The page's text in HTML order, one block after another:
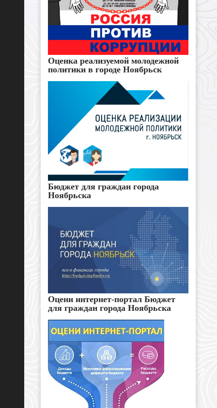
Оценка реализуемой молодежной
политики в городе Ноябрьск
Бюджет для граждан города
Ноябрьска
Оцени интернет-портал Бюджет
для граждан города Ноябрьска